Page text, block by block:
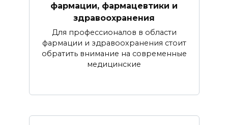
фармации, фармацевтики и
здравоохранения
Для профессионалов в области
фармации и здравоохранения стоит
обратить внимание на современные
медицинские